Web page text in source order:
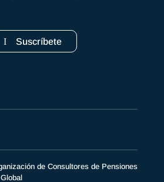
Suscríbete
de Consultores de Pensiones